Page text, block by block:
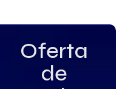
Oferta
de